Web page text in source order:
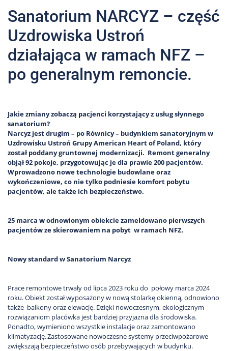
Sanatorium NARCYZ – część
Uzdrowiska Ustroń
działająca w ramach NFZ –
po generalnym remoncie.
Jakie zmiany zobaczą pacjenci korzystający z usług słynnego
sanatorium?
Narcyz jest drugim – po Równicy – budynkiem sanatoryjnym w
Uzdrowisku Ustroń Grupy American Heart of Poland, który
został poddany gruntownej modernizacji. Remont generalny
objął 92 pokoje, przygotowując je dla prawie 200 pacjentów.
Wprowadzono nowe technologie budowlane oraz
wykończeniowe, co nie tylko podniesie komfort pobytu
pacjentów, ale także ich bezpieczeństwo.
25 marca w odnowionym obiekcie zameldowano pierwszych
pacjentów ze skierowaniem na pobyt w ramach NFZ.
Nowy standard w Sanatorium Narcyz
Prace remontowe trwały od lipca 2023 roku do połowy marca 2024
roku. Obiekt został wyposażony w nową stolarkę okienną, odnowiono
także balkony oraz elewację. Dzięki nowoczesnym, ekologicznym
rozwiązaniom placówka jest bardziej przyjazna dla środowiska.
Ponadto, wymieniono wszystkie instalacje oraz zamontowano
klimatyzację. Zastosowane nowoczesne systemy przeciwpożarowe
zwiększają bezpieczeństwo osób przebywających w budynku.